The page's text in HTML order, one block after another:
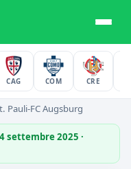
CAG COM CRE
Pauli-FC Augsburg
settembre 2025 ·